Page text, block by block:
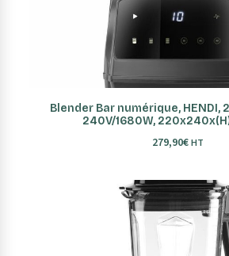
AJOUTER AU PANIER
Blender Bar numérique, HENDI,
240V/1680W,
279,90€ HT